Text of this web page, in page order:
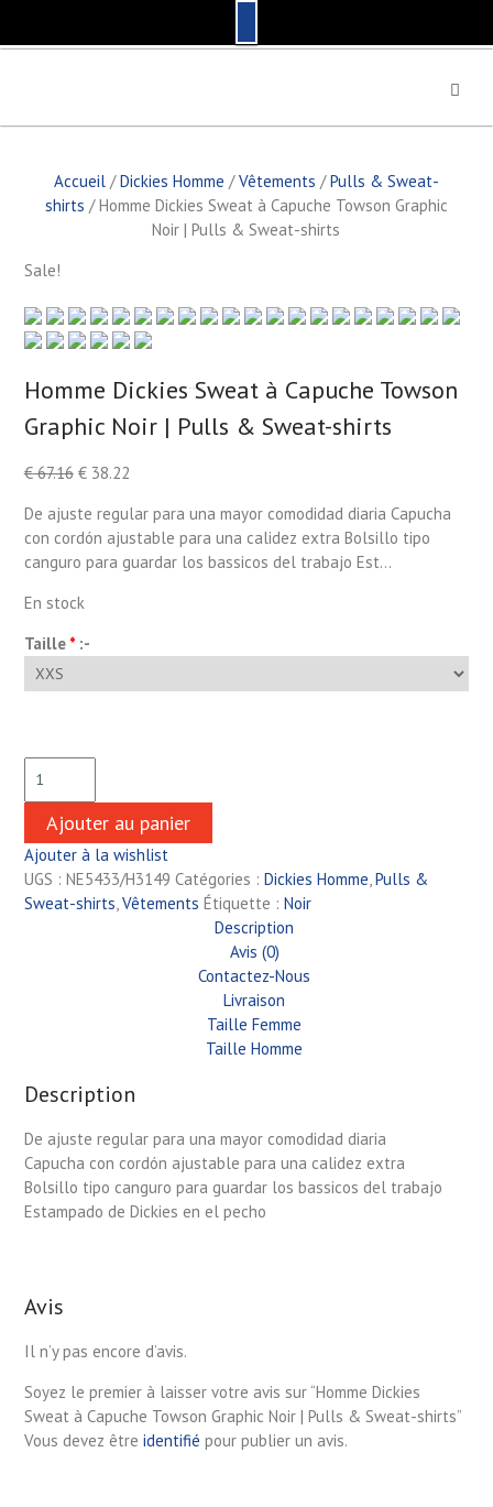
p
Accueil/Dickies Homme /Vêtements /Pulls & Sweat-
shirts / Homme Dickies Sweat à Capuche Towson Graphic
Noir | Pulls & Sweat-shirts
Sale!
Homme Dickies Sweat à Capuche Towson
Graphic Noir | Pulls & Sweat-shirts
€67.16 €38.22
De ajuste regular para una mayor comodidad diaria Capucha
con cordón ajustable para una calidez extra Bolsillo tipo
canguro para guardar los bassicos del trabajo Est…
En stock
Taille *:-
Ajouter au panier
Ajouter à la wishlist
UGS : NE5433/H3149 Catégories : Dickies Homme,Pulls &
Sweat-shirts,Vêtements Étiquette : Noir
Description
Avis (0)
Contactez-Nous
Livraison
Taille Femme
Taille Homme
Description
De ajuste regular para una mayor comodidad diaria
Capucha con cordón ajustable para una calidez extra
Bolsillo tipo canguro para guardar los bassicos del trabajo
Estampado de Dickies en el pecho
Avis
Il n’y pas encore d’avis.
Soyez le premier à laisser votre avis sur “Homme Dickies
Sweat à Capuche Towson Graphic Noir | Pulls & Sweat-shirts”
Vous devez être identifié pour publier un avis.